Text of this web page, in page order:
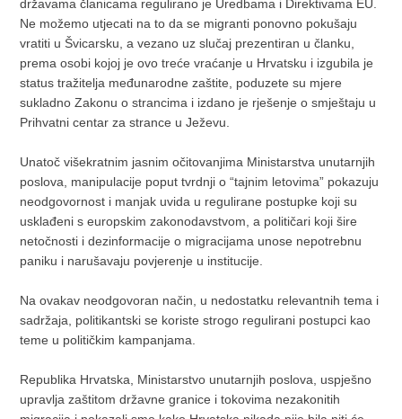
državama članicama regulirano je Uredbama i Direktivama EU.
Ne možemo utjecati na to da se migranti ponovno pokušaju
vratiti u Švicarsku, a vezano uz slučaj prezentiran u članku,
prema osobi kojoj je ovo treće vraćanje u Hrvatsku i izgubila je
status tražitelja međunarodne zaštite, poduzete su mjere
sukladno Zakonu o strancima i izdano je rješenje o smještaju u
Prihvatni centar za strance u Ježevu.
Unatoč višekratnim jasnim očitovanjima Ministarstva unutarnjih
poslova, manipulacije poput tvrdnji o “tajnim letovima” pokazuju
neodgovornost i manjak uvida u regulirane postupke koji su
usklađeni s europskim zakonodavstvom, a političari koji šire
netočnosti i dezinformacije o migracijama unose nepotrebnu
paniku i narušavaju povjerenje u institucije.
Na ovakav neodgovoran način, u nedostatku relevantnih tema i
sadržaja, politikantski se koriste strogo regulirani postupci kao
teme u političkim kampanjama.
Republika Hrvatska, Ministarstvo unutarnjih poslova, uspješno
upravlja zaštitom državne granice i tokovima nezakonitih